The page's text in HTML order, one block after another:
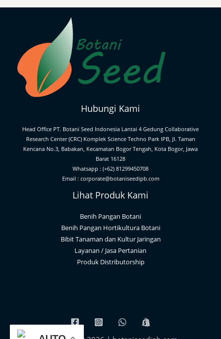
Hubungi Kami
Head Office PT. Botani Seed Indonesia Lantai 4 Gedung Collaborative
Research Center (CRC) Komplek Science Techno Park IPB, Jl. Taman
Kencana No.3, Babakan, Kecamatan Bogor Tengah, Kota Bogor, Jawa
Barat 16128
Whatsapp : (+62) 81299450708
Email : corporate@botaniseedipb.com
Lihat Produk Kami
Benih Pangan Botani
Benih Pangan Hortikultura Botani
Bibit Tanaman dan Kultur Jaringan
Layanan / Jasa Pertanian
Produk Distributorship